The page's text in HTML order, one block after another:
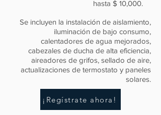
hasta $ 10,000.
Se incluyen la instalación de aislamiento,
iluminación de bajo consumo,
calentadores de agua mejorados,
cabezales de ducha de alta eficiencia,
aireadores de grifos, sellado de aire,
actualizaciones de termostato y paneles
solares.
¡Regístrate ahora!